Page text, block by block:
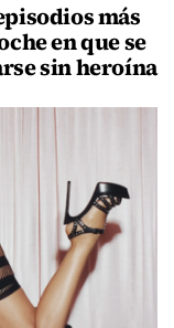
más
en que se
sin heroína